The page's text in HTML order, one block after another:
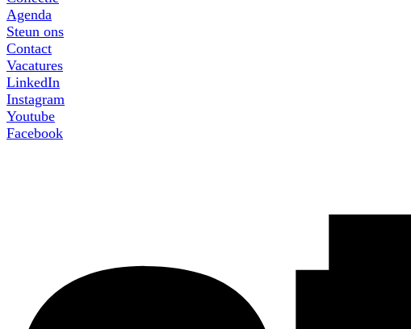
Agenda
Steun ons
Contact
Vacatures
LinkedIn
Instagram
Youtube
Facebook